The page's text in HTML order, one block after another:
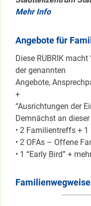
Mehr Info
Angebote für
Diese RUBRIK macht
der genannten
Angebote,
+
“Ausrichtungen der
Demnächst an dieser
• 2 Familientreffs +
• 2 OFAs – Offene
• 1 “Early Bird” +